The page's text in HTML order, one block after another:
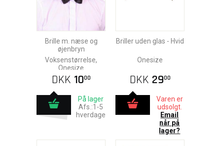
Brille m. næse og
øjenbryn
Voksenstørrelse,
Onesize
DKK 1000
På lager
Afs.:1-5
hverdage
Briller uden glas - Hvid
Onesize
DKK 2900
Varen er
udsolgt.
Email
når på
lager?